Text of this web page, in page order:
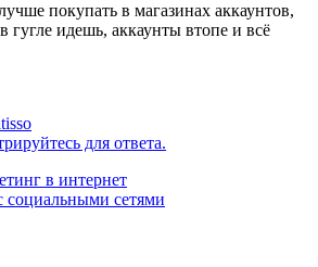
покупать в магазинах аккаунтов,
гугле идешь, аккаунты втопе и всё
для ответа.
в интернет
социальными сетями